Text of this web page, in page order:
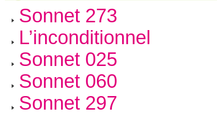
Sonnet 273
L’inconditionnel
Sonnet 025
Sonnet 060
Sonnet 297